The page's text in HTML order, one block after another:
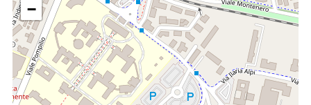
↬SCUOLE DI SPECIALIZZAZIONE
Sono disponibili i seguenti servizi:
Laboratori ed esercitazioni
che preparano concretamente
alla professione
−